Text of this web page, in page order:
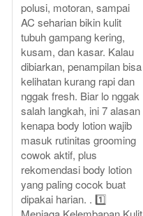
polusi, motoran, sampai
AC seharian bikin kulit
tubuh gampang kering,
kusam, dan kasar. Kalau
dibiarkan, penampilan bisa
kelihatan kurang rapi dan
nggak fresh. Biar lo nggak
salah langkah, ini 7 alasan
kenapa body lotion wajib
masuk rutinitas grooming
cowok aktif, plus
rekomendasi body lotion
yang paling cocok buat
dipakai harian. . 1️⃣